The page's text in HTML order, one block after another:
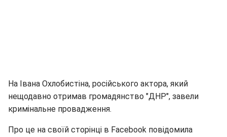
На Івана Охлобистіна, російського актора, який
нещодавно отримав громадянство "ДНР", завели
кримінальне провадження.
Про це на своїй сторінці в Facebook повідомила